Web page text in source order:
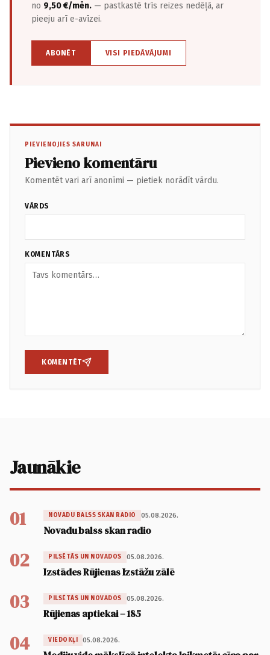
no 9,50 €/mēn. — pastkastē trīs reizes nedēļā, ar
pieeju arī e-avīzei.
ABONĒT VISI PIEDĀVĀJUMI
PIEVIENOJIES SARUNAI
Pievieno komentāru
Komentēt vari arī anonīmi — pietiek norādīt vārdu.
VĀRDS
KOMENTĀRS
KOMENTĒT
Jaunākie
01 NOVADU BALSS SKAN RADIO 05.08.2026.
Novadu balss skan radio
02 PILSĒTĀS UN NOVADOS 05.08.2026.
Izstādes Rūjienas Izstāžu zālē
03 PILSĒTĀS UN NOVADOS 05.08.2026.
Rūjienas aptiekai – 185
04 VIEDOKĻI 05.08.2026.